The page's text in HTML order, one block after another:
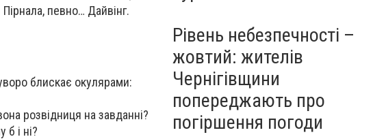
певно… Дайвінг.
блискає окулярами:
розвідниця на завданні?
і ні?
Рівень небезпечності –
жовтий: жителів
Чернігівщини
попереджають про
погіршення погоди